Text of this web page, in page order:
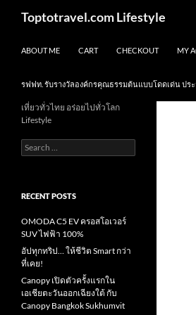
Toptotravel.com Lifestyle
ABOUT ME CART CHECKOUT MY
รฟฟท. รับรางวัลองค์กรคุณธรรมต้นแบบโดดเด่น ปร
เที่ยวทั่วไทย อร่อยไปทั่วโลก
Lifestyle
Search
for:
RECENT POSTS
OMODA C5 EV ครอสโอเวอร์
SUV ไฟฟ้า 100%
อัปทุกทริป… ให้ชีวิต Smart กว่า
ที่เคย!
Canopy เปิดตัวครั้งแรกใน
เอเชียตะวันออกเฉียงใต้ กับ
Canopy Bangkok Sukhumvit